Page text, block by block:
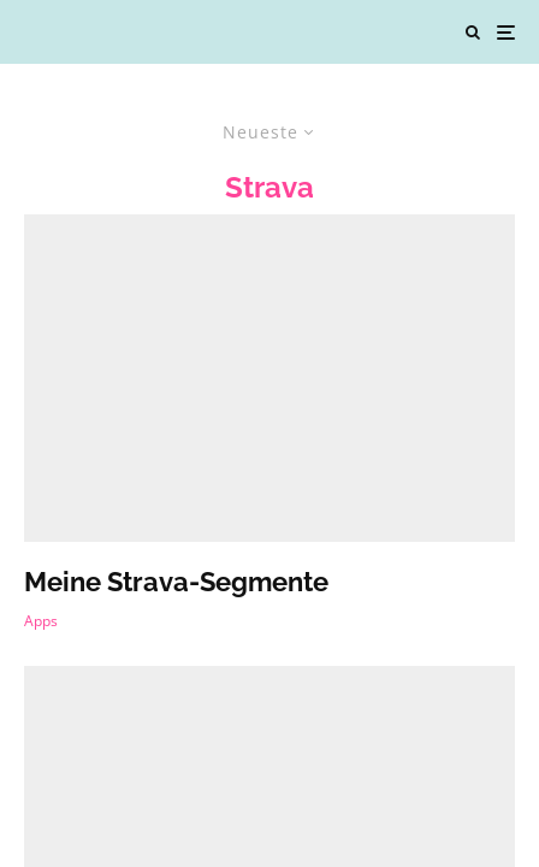
Neueste
Strava
Meine Strava-Segmente
Apps